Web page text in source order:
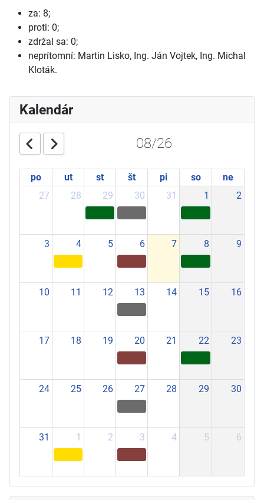
za: 8;
proti: 0;
zdržal sa: 0;
neprítomní: Martin Lisko, Ing. Ján Vojtek, Ing. Michal
Kloták.
Kalendár
08/26
po ut st št pi so
ne
27
28 29 30 31 1 2
3 4 5 6 7 8 9
10 11 12 13 14 15 16
17 18 19 20 21 22 23
24 25 26 27 28 29 30
31 1 2 3 4 5 6